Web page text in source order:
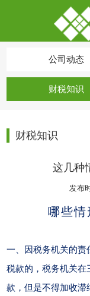
公司动态
财税知识
财税知识
这几种
发布
哪些情
一、因税务机关的责
税款的，税务机关在
款，但是不得加收滞